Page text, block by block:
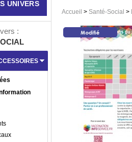
Accueil > Santé-Social >
UNIVERS
: